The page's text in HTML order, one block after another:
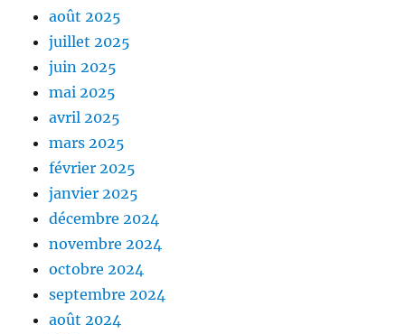
août 2025
juillet 2025
juin 2025
mai 2025
avril 2025
mars 2025
février 2025
janvier 2025
décembre 2024
novembre 2024
octobre 2024
septembre 2024
août 2024